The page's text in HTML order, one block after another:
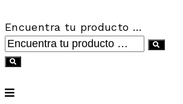
Encuentra tu producto …